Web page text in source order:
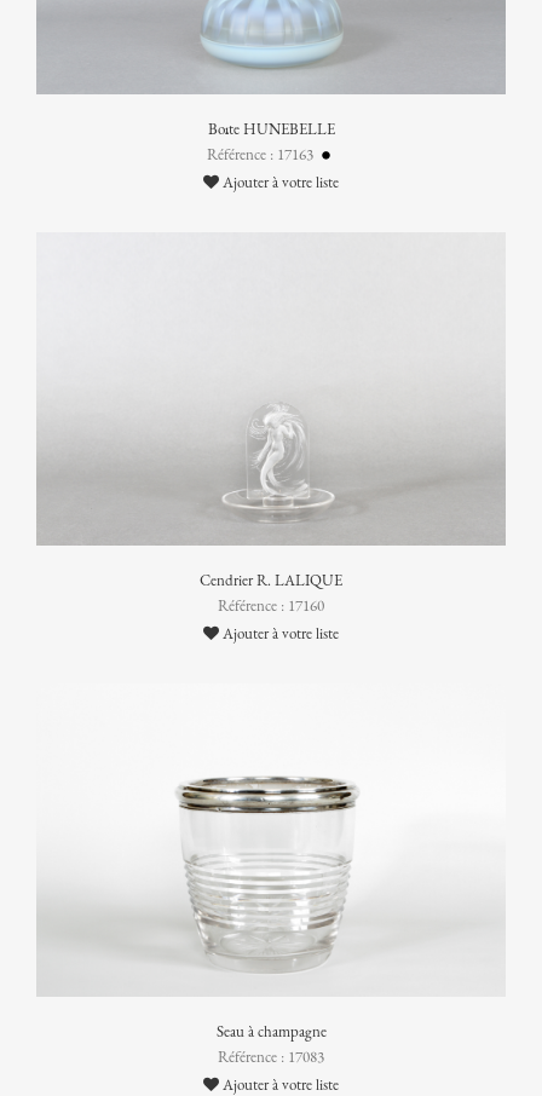
Boîte HUNEBELLE
Référence : 17163
Ajouter à votre liste
Cendrier R. LALIQUE
Référence : 17160
Ajouter à votre liste
Seau à champagne
Référence : 17083
Ajouter à votre liste